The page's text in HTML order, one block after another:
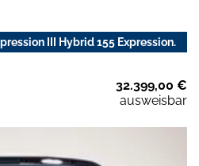
III Hybrid 155 Expression.
32.399,00 €
ausweisbar